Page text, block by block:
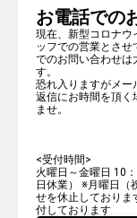
お電話での
現在、新型コロナウ
ッフでの営業とさ
でのお問い合わせは
す。
恐れ入りますがメー
返信にお時間を頂く
ませ。
<受付時間>
火曜日～金曜日 10
日休業）
※月曜日（
せを休止しておりま
付しております